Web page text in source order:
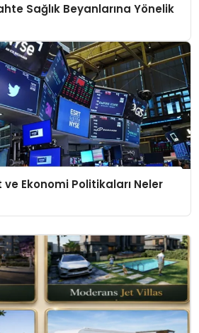
Sağlık Beyanlarına Yönelik
ve Ekonomi Politikaları Neler